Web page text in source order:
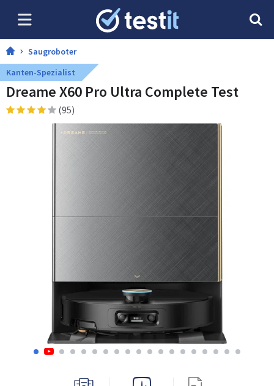
Saugroboter
Kanten-Spezialist
Dreame X60 Pro Ultra Complete Test
(95)